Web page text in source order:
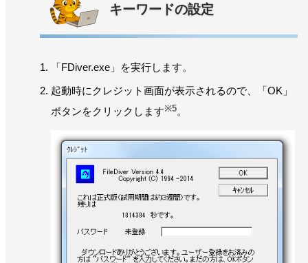
キーワードの設定
「FDiver.exe」を実行します。
起動時にクレジット画面が表示されるので、「OK」
ボタンをクリックします※5。